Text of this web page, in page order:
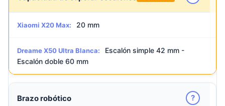
Xiaomi X20 Max: 20 mm
Dreame X50 Ultra Blanca:
Escalón simple 42 mm -
Escalón doble 60 mm
Brazo robótico ?